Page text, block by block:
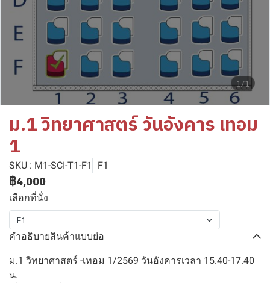
1/1
ม.1 วิทยาศาสตร์ วันอังคาร เทอม
1
SKU : M1-SCI-T1-F1 F1
฿4,000
เลือกที่นั่ง
F1
คำอธิบายสินค้าแบบย่อ
ม.1 วิทยาศาสตร์ -เทอม 1/2569 วันอังคารเวลา 15.40-17.40
น.